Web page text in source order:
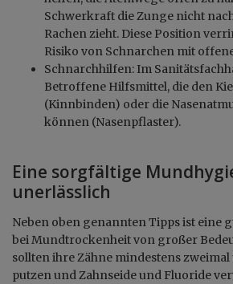
Schwerkraft die Zunge nicht
Rachen zieht. Diese Position
Risiko von Schnarchen mit
Schnarchhilfen: Im
Betroffene Hilfsmittel, die den
(Kinnbinden) oder die
können (Nasenpflaster).
Eine sorgfältige
unerlässlich
Neben oben genannten Tipps ist eine
bei Mundtrockenheit von großer
sollten ihre Zähne mindestens
putzen und Zahnseide und Fluoride